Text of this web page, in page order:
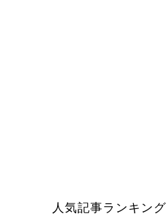
人気記事ランキング